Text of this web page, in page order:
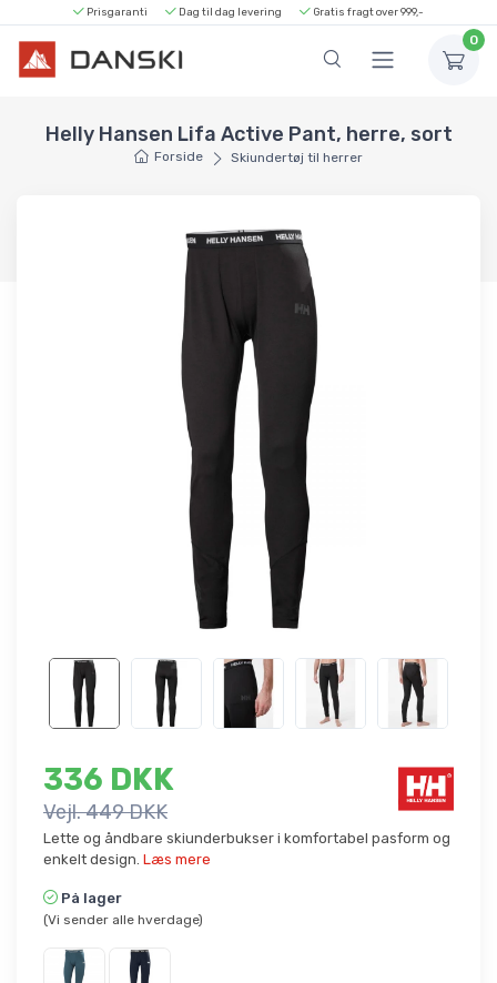
Prisgaranti Dag til dag levering Gratis fragt over 999,-
0
Helly Hansen Lifa Active Pant, herre, sort
Forside Skiundertøj til herrer
336 DKK
Vejl. 449 DKK
Lette og åndbare skiunderbukser i komfortabel pasform og
enkelt design. Læs mere
På lager
(Vi sender alle hverdage)